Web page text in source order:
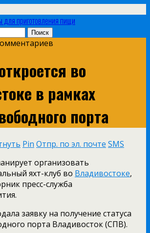
приготовления пищи
во
в рамках
порта
Pin Отпр. по эл. почте SMS
организовать
яхт-клуб во Владивостоке,
пресс-служба
заявку на получение статуса
порта Владивосток (СПВ).